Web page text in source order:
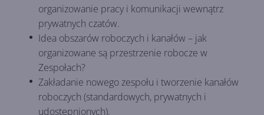
organizowanie pracy i komunikacji wewnątrz
prywatnych czatów.
Idea obszarów roboczych i kanałów – jak
organizowane są przestrzenie robocze w
Zespołach?
Zakładanie nowego zespołu i tworzenie kanałów
roboczych (standardowych, prywatnych i
udostępnionych).